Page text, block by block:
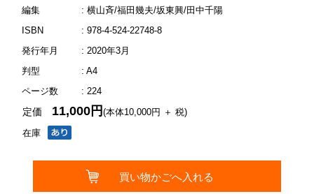
編集
: 横山斉/福田幾夫/坂東興/田中千陽
ISBN
: 978-4-524-22748-8
発行年月
: 2020年3月
判型
: A4
ページ数
: 224
在庫
定価 11,000円(本体10,000円 ＋ 税)